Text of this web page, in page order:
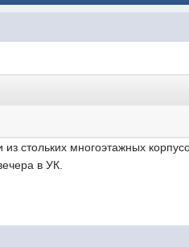
стольких многоэтажных
в УК.